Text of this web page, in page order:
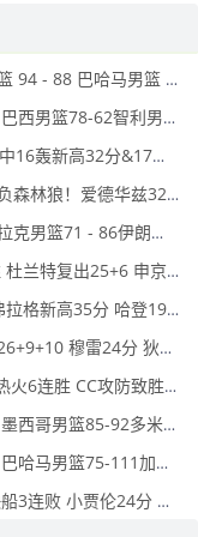
2025年12月02日 男篮世美预 加拿大男篮 94 - 88 巴哈马男篮 全场集锦
2025年12月01日 12月01日男篮世美预 巴西男篮78-62智利男篮 全场集锦
2025年12月01日 灰熊力挫国王 埃迪20中16轰新高32分&17板5帽 德罗赞23分
2025年12月01日 马刺3人20+末节崩盘负森林狼！爱德华兹32+6 兰德尔22+6+12
2025年12月01日 男篮世亚预阶段一 伊拉克男篮71 - 86伊朗男篮 全场集锦
2025年12月01日 火箭大胜爵士迎3连胜 杜兰特复出25+6 申京27+5 马尔卡宁18+8
2025年11月30日 独行侠送快船4连败 弗拉格新高35分 哈登19罚7失误 克莱23分
2025年11月30日 掘金轻取太阳 约基奇26+9+10 穆雷24分 狄龙27分
2025年11月30日 活塞拒22分翻盘终结热火6连胜 CC攻防致胜&29+8 维金斯31+6
2025年11月29日 11月29日男篮世美预 墨西哥男篮85-92多米尼加男篮 全场集锦
2025年11月29日 11月29日男篮世美预 巴哈马男篮75-111加拿大男篮 全场集锦
2025年11月29日 灰熊7人上双逆转送快船3连败 小贾伦24分 小卡赛季新高39分